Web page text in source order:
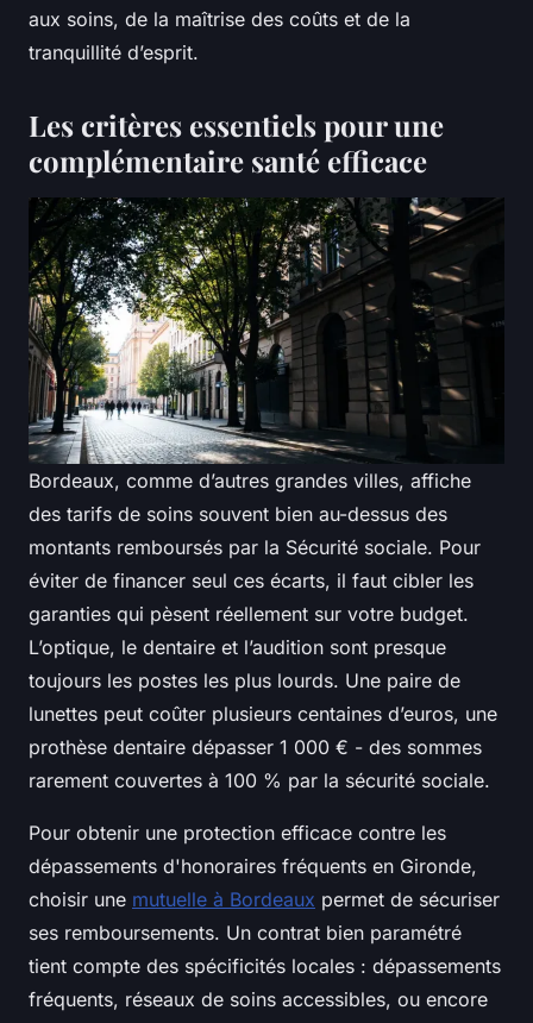
aux soins, de la maîtrise des coûts et de la
tranquillité d’esprit.
Les critères essentiels pour une
complémentaire santé efficace
Bordeaux, comme d’autres grandes villes, affiche
des tarifs de soins souvent bien au-dessus des
montants remboursés par la Sécurité sociale. Pour
éviter de financer seul ces écarts, il faut cibler les
garanties qui pèsent réellement sur votre budget.
L’optique, le dentaire et l’audition sont presque
toujours les postes les plus lourds. Une paire de
lunettes peut coûter plusieurs centaines d’euros, une
prothèse dentaire dépasser 1 000 € - des sommes
rarement couvertes à 100 % par la sécurité sociale.
Pour obtenir une protection efficace contre les
dépassements d'honoraires fréquents en Gironde,
choisir une mutuelle à Bordeaux permet de sécuriser
ses remboursements. Un contrat bien paramétré
tient compte des spécificités locales : dépassements
fréquents, réseaux de soins accessibles, ou encore